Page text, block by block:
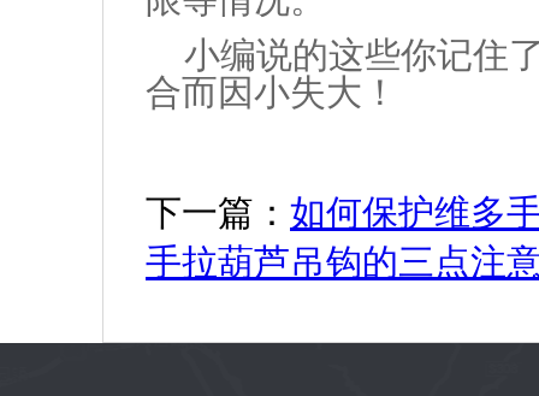
小编说的这些你记住
合而因小失大！
下一篇： 如何保护维多
手拉葫芦吊钩的三点注